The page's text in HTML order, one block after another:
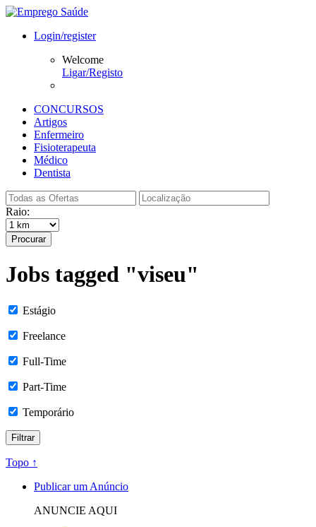
Login/register
Welcome
Ligar/Registo
CONCURSOS
Artigos
Enfermeiro
Fisioterapeuta
Médico
Dentista
Raio:
Procurar
Jobs tagged "viseu"
Estágio
Freelance
Full-Time
Part-Time
Temporário
Topo ↑
Publicar um Anúncio
ANUNCIE AQUI